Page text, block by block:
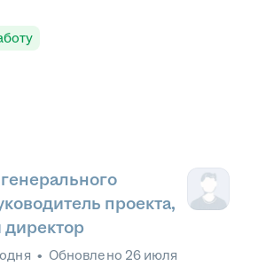
проекта,
• Обновлено 26 июля